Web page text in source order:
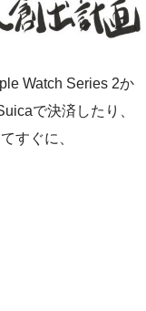
Watch Series 2か
で決済したり、
すぐに、